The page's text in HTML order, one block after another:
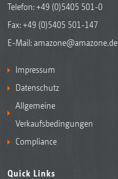
Telefon:+49 (0)5405 501-0
Fax: +49 (0)5405 501-147
E-Mail: amazone@amazone.de
Impressum
Datenschutz
Allgemeine
Verkaufsbedingungen
Compliance
Quick Links